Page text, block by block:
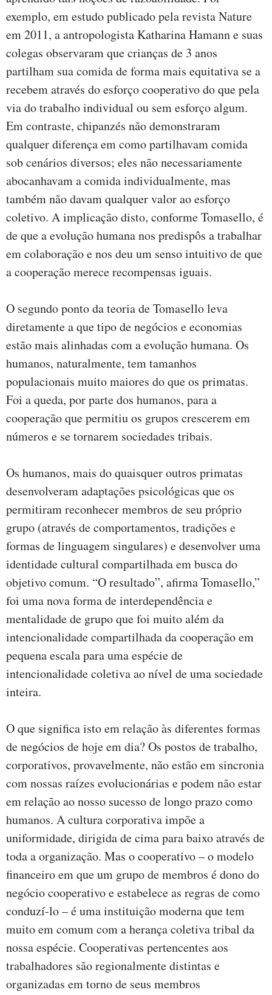
exemplo, em estudo publicado pela revista Nature
em 2011, a antropologista Katharina Hamann e suas
colegas observaram que crianças de 3 anos
partilham sua comida de forma mais equitativa se a
recebem através do esforço cooperativo do que pela
via do trabalho individual ou sem esforço algum.
Em contraste, chipanzés não demonstraram
qualquer diferença em como partilhavam comida
sob cenários diversos; eles não necessariamente
abocanhavam a comida individualmente, mas
também não davam qualquer valor ao esforço
coletivo. A implicação disto, conforme Tomasello, é
de que a evolução humana nos predispôs a trabalhar
em colaboração e nos deu um senso intuitivo de que
a cooperação merece recompensas iguais.
O segundo ponto da teoria de Tomasello leva
diretamente a que tipo de negócios e economias
estão mais alinhadas com a evolução humana. Os
humanos, naturalmente, tem tamanhos
populacionais muito maiores do que os primatas.
Foi a queda, por parte dos humanos, para a
cooperação que permitiu os grupos crescerem em
números e se tornarem sociedades tribais.
Os humanos, mais do quaisquer outros primatas
desenvolveram adaptações psicológicas que os
permitiram reconhecer membros de seu próprio
grupo (através de comportamentos, tradições e
formas de linguagem singulares) e desenvolver uma
identidade cultural compartilhada em busca do
objetivo comum. “O resultado”, afirma Tomasello,”
foi uma nova forma de interdependência e
mentalidade de grupo que foi muito além da
intencionalidade compartilhada da cooperação em
pequena escala para uma espécie de
intencionalidade coletiva ao nível de uma sociedade
inteira.
O que significa isto em relação às diferentes formas
de negócios de hoje em dia? Os postos de trabalho,
corporativos, provavelmente, não estão em sincronia
com nossas raízes evolucionárias e podem não estar
em relação ao nosso sucesso de longo prazo como
humanos. A cultura corporativa impõe a
uniformidade, dirigida de cima para baixo através de
toda a organização. Mas o cooperativo – o modelo
financeiro em que um grupo de membros é dono do
negócio cooperativo e estabelece as regras de como
conduzí-lo – é uma instituição moderna que tem
muito em comum com a herança coletiva tribal da
nossa espécie. Cooperativas pertencentes aos
trabalhadores são regionalmente distintas e
organizadas em torno de seus membros